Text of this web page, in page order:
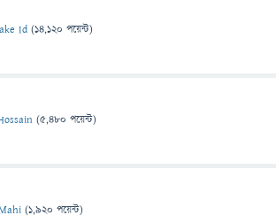
Id (14,120 পয়েন্ট)
(5,480 পয়েন্ট)
(1,920 পয়েন্ট)